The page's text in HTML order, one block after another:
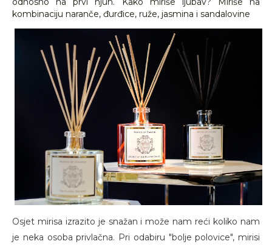
kombinaciju naranče, đurđice, ruže, jasmina i sandalovine
Osjet mirisa izrazito je snažan i može nam reći koliko nam
je neka osoba privlačna. Pri odabiru "bolje polovice", mirisi